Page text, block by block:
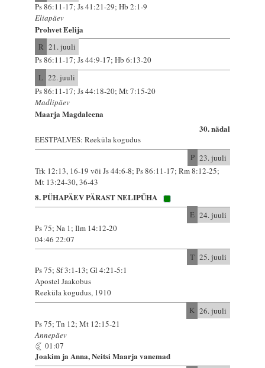
Ps 86:11-17; Js 41:21-29; Hb 2:1-9
Eliapäev
Prohvet Eelija
R 21. juuli
Ps 86:11-17; Js 44:9-17; Hb 6:13-20
L 22. juuli
Ps 86:11-17; Js 44:18-20; Mt 7:15-20
Madlipäev
Maarja Magdaleena
30. nädal
EESTPALVES: Reeküla kogudus
P 23. juuli
Trk 12:13, 16-19 või Js 44:6-8; Ps 86:11-17; Rm 8:12-25;
Mt 13:24-30, 36-43
8. PÜHAPÄEV PÄRAST NELIPÜHA
E 24. juuli
Ps 75; Na 1; Ilm 14:12-20
04:46 22:07
T 25. juuli
Ps 75; Sf 3:1-13; Gl 4:21-5:1
Apostel Jaakobus
Reeküla kogudus, 1910
K 26. juuli
Ps 75; Tn 12; Mt 12:15-21
Annepäev
01:07
Joakim ja Anna, Neitsi Maarja vanemad